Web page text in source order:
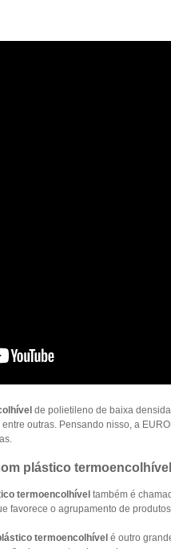
de polietileno de baixa
outras. Pensando nisso, a
plástico
termoencolhível também é
favorece o agrupamento de
termoencolhível é outro